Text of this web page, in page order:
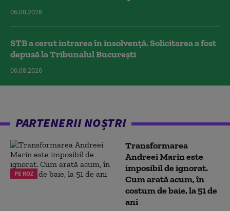
06.08.2026
STB a cerut intrarea în insolvență. Solicitarea a fost
depusă la Tribunalul București
06.08.2026
PARTENERII NOȘTRI
PE ROZ
Transformarea
Andreei Marin este
imposibil de ignorat.
Cum arată acum, în
costum de baie, la 51 de
ani